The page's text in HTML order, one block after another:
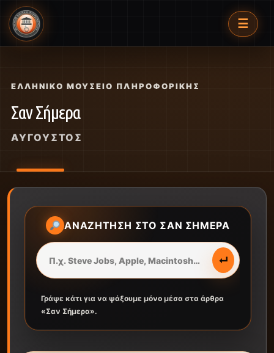
☰
ΕΛΛΗΝΙΚΌ ΜΟΥΣΕΊΟ ΠΛΗΡΟΦΟΡΙΚΉΣ
Σαν Σήμερα
ΑΎΓΟΥΣΤΟΣ
ΑΝΑΖΉΤΗΣΗ ΣΤΟ ΣΑΝ ΣΉΜΕΡΑ
↵
Γράψε κάτι για να ψάξουμε μόνο μέσα στα άρθρα
«Σαν Σήμερα».